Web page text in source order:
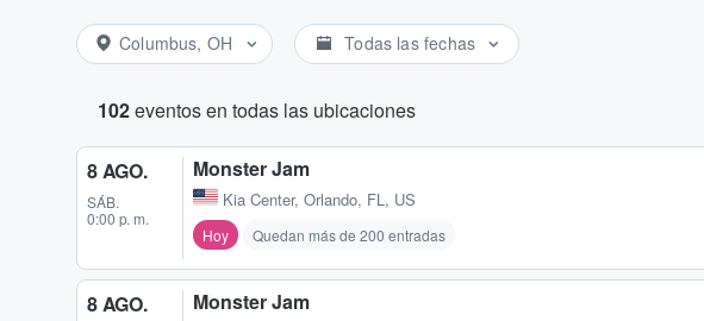
Columbus, OH Todas las fechas
102eventos en todas las ubicaciones
8 AGO.
SÁB.
0:00 p. m.
Monster Jam
Kia Center, Orlando, FL, US
Hoy Quedan más de 200 entradas
8 AGO. Monster Jam